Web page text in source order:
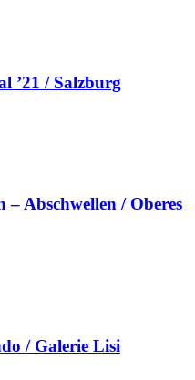
’21 / Salzburg
Abschwellen / Oberes
/ Galerie Lisi